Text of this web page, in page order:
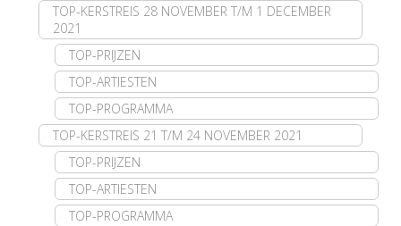
TOP-KERSTREIS 28 NOVEMBER T/M 1 DECEMBER
2021
TOP-PRIJZEN
TOP-ARTIESTEN
TOP-PROGRAMMA
TOP-KERSTREIS 21 T/M 24 NOVEMBER 2021
TOP-PRIJZEN
TOP-ARTIESTEN
TOP-PROGRAMMA